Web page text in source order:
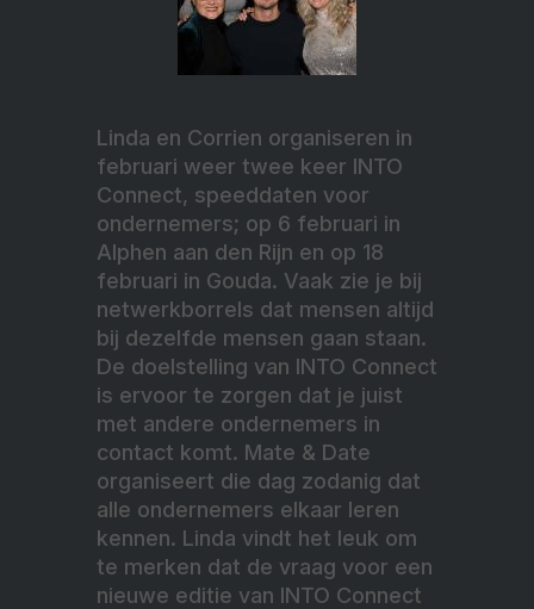
Linda en Corrien organiseren in
februari weer twee keer INTO
Connect, speeddaten voor
ondernemers; op 6 februari in
Alphen aan den Rijn en op 18
februari in Gouda. Vaak zie je bij
netwerkborrels dat mensen altijd
bij dezelfde mensen gaan staan.
De doelstelling van INTO Connect
is ervoor te zorgen dat je juist
met andere ondernemers in
contact komt. Mate & Date
organiseert die dag zodanig dat
alle ondernemers elkaar leren
kennen. Linda vindt het leuk om
te merken dat de vraag voor een
nieuwe editie van INTO Connect